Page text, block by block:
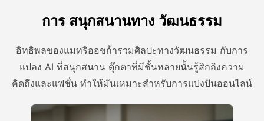
การ สนุกสนานทาง วัฒนธรรม
อิทธิพลของแมทริออชก้ารวมศิลปะทางวัฒนธรรม กับการ
แปลง AI ที่สนุกสนาน ตุ๊กตาที่มีชั้นหลายนั้นรู้สึกถึงความ
คิดถึงและแฟชั่น ทําให้มันเหมาะสําหรับการแบ่งปันออนไลน์